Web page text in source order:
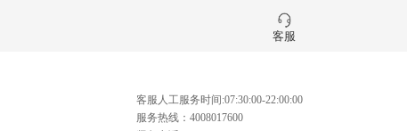
客服
客服人工服务时间:07:30:00-22:00:00
服务热线：4008017600